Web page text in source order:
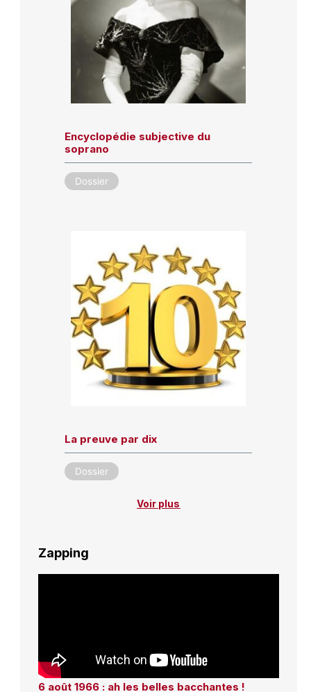
Encyclopédie subjective du
soprano
Dossier
La preuve par dix
Dossier
Voir plus
Zapping
6 août 1966 : ah les belles bacchantes !